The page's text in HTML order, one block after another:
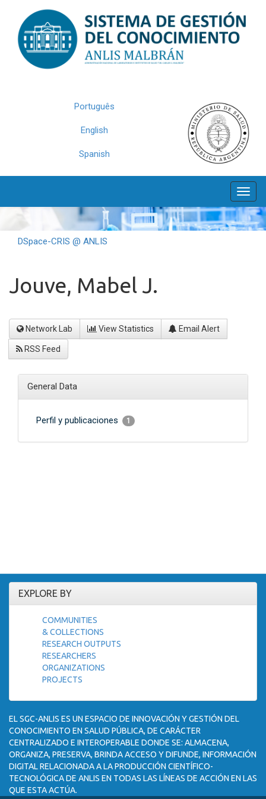
navigation
Português
English
Spanish
DSpace-CRIS @ ANLIS
Jouve, Mabel J.
Network Lab View Statistics Email Alert
RSS Feed
General Data
Perfil y publicaciones 1
EXPLORE BY
COMMUNITIES
& COLLECTIONS
RESEARCH OUTPUTS
RESEARCHERS
ORGANIZATIONS
PROJECTS
EL SGC-ANLIS ES UN ESPACIO DE INNOVACIÓN Y GESTIÓN DEL
CONOCIMIENTO EN SALUD PÚBLICA, DE CARÁCTER
CENTRALIZADO E INTEROPERABLE DONDE SE: ALMACENA,
ORGANIZA, PRESERVA, BRINDA ACCESO Y DIFUNDE, INFORMACIÓN
DIGITAL RELACIONADA A LA PRODUCCIÓN CIENTÍFICO-
TECNOLÓGICA DE ANLIS EN TODAS LAS LÍNEAS DE ACCIÓN EN LAS
QUE ESTA ACTÚA.